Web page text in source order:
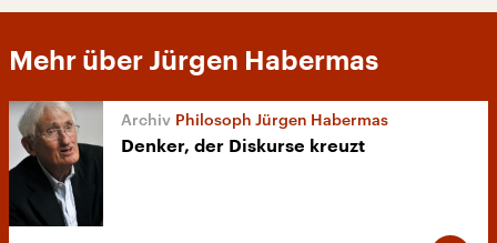
Mehr über Jürgen Habermas
Philosoph Jürgen Habermas
Denker, der Diskurse kreuzt